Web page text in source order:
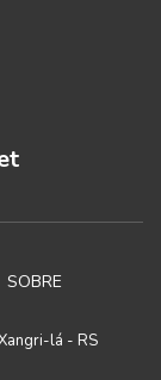
SOBRE
lá - RS